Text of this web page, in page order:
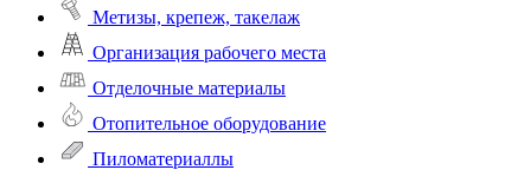
Метизы, крепеж, такелаж
Организация рабочего места
Отделочные материалы
Отопительное оборудование
Пиломатериаллы